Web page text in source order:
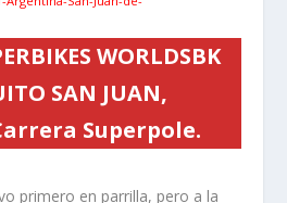
WORLDSBK
SAN JUAN,
Superpole.
primero en parrilla, pero a la